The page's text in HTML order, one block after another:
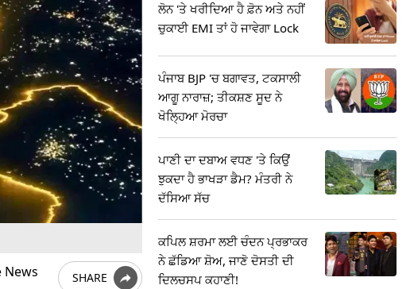
SHARE
ਲੋਨ 'ਤੇ ਖਰੀਦਿਆ ਹੈ ਫ਼ੋਨ ਅਤੇ ਨਹੀਂ
ਚੁਕਾਈ EMI ਤਾਂ ਹੋ ਜਾਵੇਗਾ Lock
ਪੰਜਾਬ BJP 'ਚ ਬਗਾਵਤ, ਟਕਸਾਲੀ
ਆਗੂ ਨਾਰਾਜ਼; ਤੀਕਸ਼ਣ ਸੂਦ ਨੇ
ਖੋਲ੍ਹਿਆ ਮੋਰਚਾ
ਪਾਣੀ ਦਾ ਦਬਾਅ ਵਧਣ 'ਤੇ ਕਿਉਂ
ਝੁਕਦਾ ਹੈ ਭਾਖੜਾ ਡੈਮ? ਮੰਤਰੀ ਨੇ
ਦੱਸਿਆ ਸੱਚ
ਕਪਿਲ ਸ਼ਰਮਾ ਲਈ ਚੰਦਨ ਪ੍ਰਭਾਕਰ
ਨੇ ਛੱਡਿਆ ਸ਼ੋਅ, ਜਾਣੋ ਦੋਸਤੀ ਦੀ
ਦਿਲਚਸਪ ਕਹਾਣੀ!